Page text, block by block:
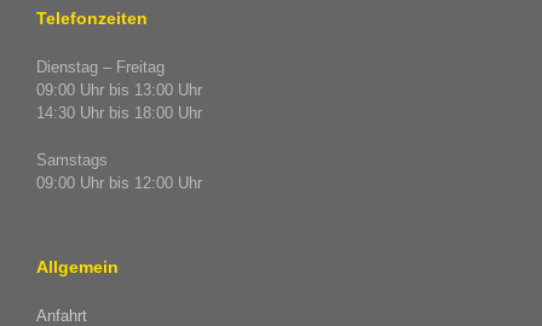
Telefonzeiten
Dienstag – Freitag
09:00 Uhr bis 13:00 Uhr
14:30 Uhr bis 18:00 Uhr
Samstags
09:00 Uhr bis 12:00 Uhr
Allgemein
Anfahrt